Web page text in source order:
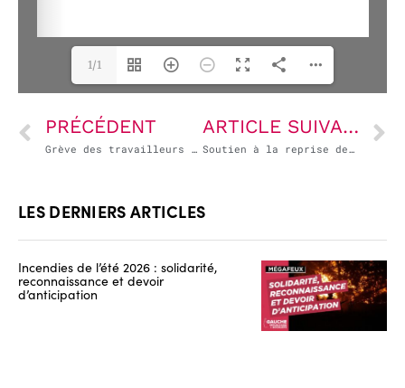
1/1
PRÉCÉDENT
Grève des travailleurs sociaux
ARTICLE SUIVANT
Soutien à la reprise de Scopelec par une nouvelle SCOP !
LES DERNIERS ARTICLES
Incendies de l’été 2026 : solidarité,
reconnaissance et devoir
d’anticipation